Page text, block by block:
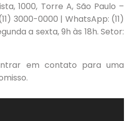
1000, Torre A, São Paulo –
3000-0000 | WhatsApp: (11)
a sexta, 9h às 18h. Setor:
em contato para uma